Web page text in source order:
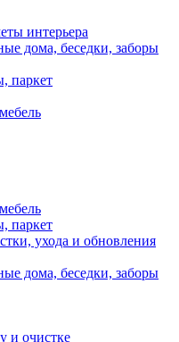
интерьера
дома, беседки, заборы
паркет
паркет
ухода и обновления
дома, беседки, заборы
и очистке